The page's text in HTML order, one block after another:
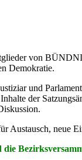
von
Demokratie.
und
der
Austausch, neue